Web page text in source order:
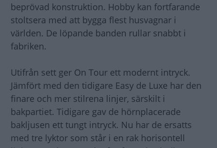
beprövad konstruktion. Hobby kan fortfarande
stoltsera med att bygga flest husvagnar i
världen. De löpande banden rullar snabbt i
fabriken.
Utifrån sett ger On Tour ett modernt intryck.
Jämfört med den tidigare Easy de Luxe har den
finare och mer stilrena linjer, särskilt i
bakpartiet. Tidigare gav de hörnplacerade
bakljusen ett tungt intryck. Nu har de ersatts
med tre lyktor som står i en rak horisontell